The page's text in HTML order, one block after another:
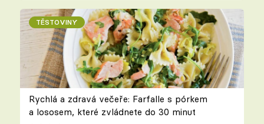
TĚSTOVINY
Rychlá a zdravá večeře: Farfalle s pórkem
a lososem, které zvládnete do 30 minut